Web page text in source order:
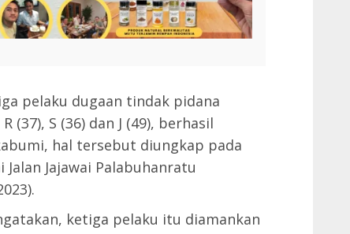
pelaku dugaan tindak pidana
(37), S (36) dan J (49), berhasil
hal tersebut diungkap pada
Jajawai Palabuhanratu
ketiga pelaku itu diamankan